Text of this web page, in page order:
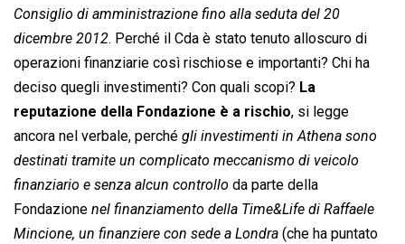
Consiglio di amministrazione fino alla seduta del 20
dicembre 2012. Perché il Cda è stato tenuto alloscuro di
operazioni finanziarie così rischiose e importanti? Chi ha
deciso quegli investimenti? Con quali scopi? La
reputazione della Fondazione è a rischio, si legge
ancora nel verbale, perché  gli investimenti in Athena sono
destinati tramite un complicato meccanismo di veicolo
finanziario e senza alcun controllo  da parte della
Fondazione  nel finanziamento della Time&Life di Raffaele
Mincione, un finanziere con sede a Londra  (che ha puntato